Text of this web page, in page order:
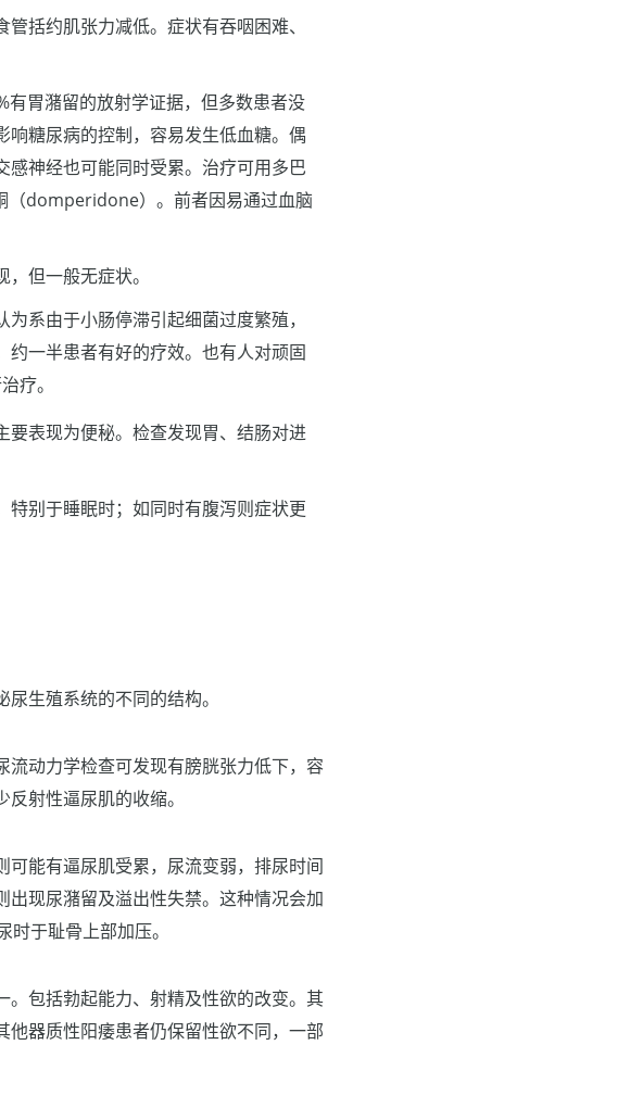
括约肌张力减低。症状有吞咽困难、
胃潴留的放射学证据，但多数患者没
糖尿病的控制，容易发生低血糖。偶
神经也可能同时受累。治疗可用多巴
domperidone）。前者因易通过血脑
但一般无症状。
系由于小肠停滞引起细菌过度繁殖，
一半患者有好的疗效。也有人对顽固
疗。
表现为便秘。检查发现胃、结肠对进
别于睡眠时；如同时有腹泻则症状更
生殖系统的不同的结构。
流动力学检查可发现有膀胱张力低下，容
射性逼尿肌的收缩。
能有逼尿肌受累，尿流变弱，排尿时间
现尿潴留及溢出性失禁。这种情况会加
于耻骨上部加压。
。包括勃起能力、射精及性欲的改变。其
器质性阳痿患者仍保留性欲不同，一部